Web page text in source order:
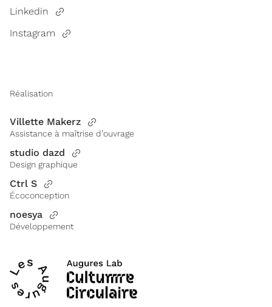
Linkedin
Instagram
Réalisation
Villette Makerz
Assistance à maîtrise d’ouvrage
studio dazd
Design graphique
Ctrl S
Écoconception
noesya
Développement